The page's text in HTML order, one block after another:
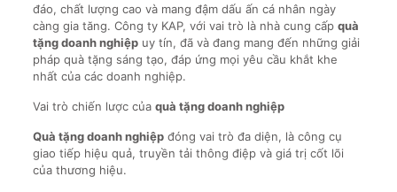
đáo, chất lượng cao và mang đậm dấu ấn cá nhân ngày
càng gia tăng. Công ty KAP, với vai trò là nhà cung cấp quà
tặng doanh nghiệpuy tín, đã và đang mang đến những giải
pháp quà tặng sáng tạo, đáp ứng mọi yêu cầu khắt khe
nhất của các doanh nghiệp.
Vai trò chiến lược của quà tặng doanh nghiệp
Quà tặng doanh nghiệpđóng vai trò đa diện, là công cụ
giao tiếp hiệu quả, truyền tải thông điệp và giá trị cốt lõi
của thương hiệu.